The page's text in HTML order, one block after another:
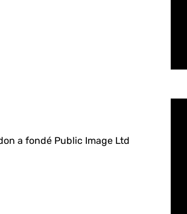
a fondé Public Image Ltd